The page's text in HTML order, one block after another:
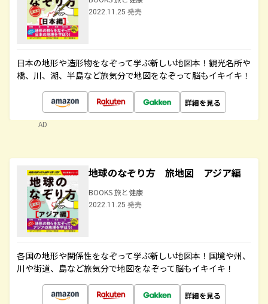
2022.11.25 発売
日本の地形や造形物をなぞって学ぶ新しい地図本！観光名所や
橋、川、湖、半島など旅気分で地図をなぞって脳もイキイキ！
詳細を見る
AD
地球のなぞり方 旅地図 アジア編
BOOKS 旅と健康
2022.11.25 発売
各国の地形や関係性をなぞって学ぶ新しい地図本！国境や州、
川や街道、島など旅気分で地図をなぞって脳もイキイキ！
詳細を見る